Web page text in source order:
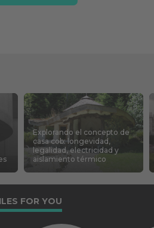
Explorando el concepto de
casa cob: longevidad,
legalidad, electricidad y
aislamiento térmico
FOR YOU